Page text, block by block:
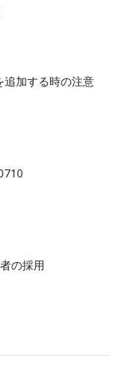
追加する時の注意
の採用